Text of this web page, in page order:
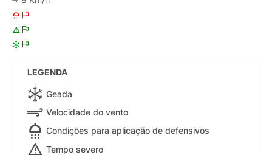
LEGENDA
Geada
Velocidade do vento
Condições para aplicação de defensivos
Tempo severo